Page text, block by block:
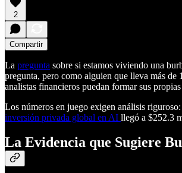
2
Compartir
La pregunta sobre si estamos viviendo una
pregunta, pero como alguien que lleva más de
analistas financieros puedan formar sus
Los números en juego exigen análisis riguroso:
inversión privada global en AI llegó a $252.3
La Evidencia que Sugiere